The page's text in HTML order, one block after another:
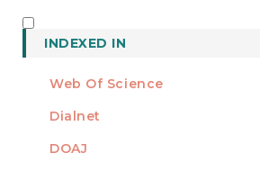
INDEXED IN
Web Of Science
Dialnet
DOAJ